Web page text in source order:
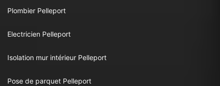
Plombier Pelleport
Electricien Pelleport
Isolation mur intérieur Pelleport
Pose de parquet Pelleport